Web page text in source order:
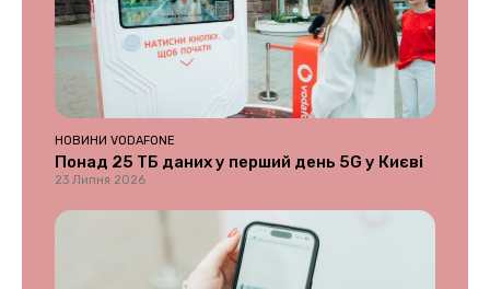
НОВИНИ VODAFONE
Понад 25 ТБ даних у перший день 5G у Києві
23 Липня 2026